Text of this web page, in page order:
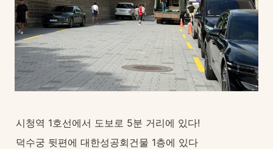
시청역 1호선에서 도보로 5분 거리에 있다!
덕수궁 뒷편에 대한성공회건물 1층에 있다